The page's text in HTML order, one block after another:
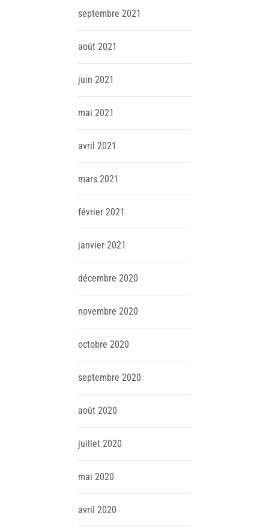
septembre 2021
août 2021
juin 2021
mai 2021
avril 2021
mars 2021
février 2021
janvier 2021
décembre 2020
novembre 2020
octobre 2020
septembre 2020
août 2020
juillet 2020
mai 2020
avril 2020